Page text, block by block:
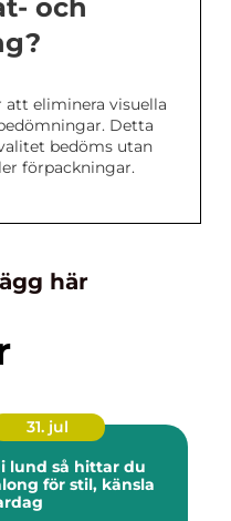
och
att eliminera visuella
Detta
bedöms utan
förpackningar.
här
31. jul
hittar du
för stil, känsla